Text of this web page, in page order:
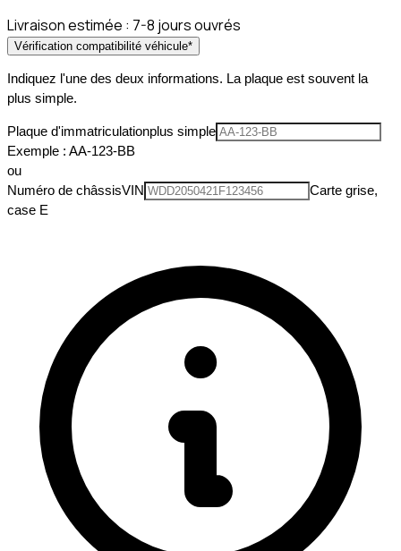
Livraison estimée : 7-8 jours ouvrés
Vérification compatibilité véhicule*
Indiquez l'une des deux informations. La plaque est souvent la
plus simple.
Plaque d'immatriculationplus simple
Exemple : AA-123-BB
ou
Numéro de châssisVIN
Carte grise,
case E